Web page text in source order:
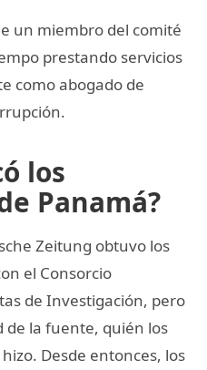
un miembro del comité
prestando servicios
como abogado de
los
Panamá?
Zeitung obtuvo los
el Consorcio
de Investigación, pero
de la fuente, quién los
Desde entonces, los